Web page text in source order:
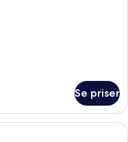
Se priser